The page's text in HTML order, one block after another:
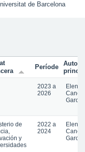
de Barcelona
Període
Autor
2023 a
2026
Elena
Cano
García
de
y
2022 a
2024
Elena
Cano
García